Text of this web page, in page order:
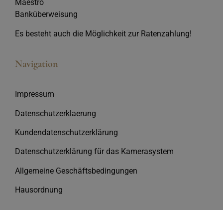
Maestro
Banküberweisung
Es besteht auch die Möglichkeit zur Ratenzahlung!
Navigation
Impressum
Datenschutzerklaerung
Kundendatenschutzerklärung
Datenschutzerklärung für das Kamerasystem
Allgemeine Geschäftsbedingungen
Hausordnung